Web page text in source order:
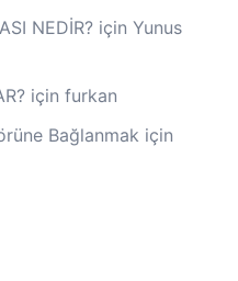
NEDİR? için Yunus
için furkan
Bağlanmak için